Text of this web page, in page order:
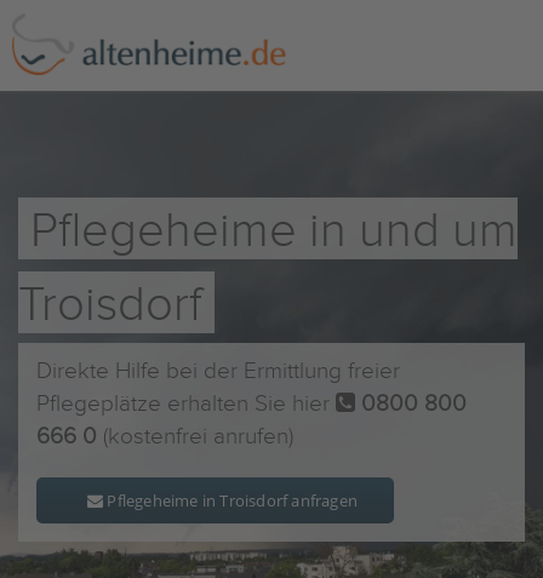
Pflegeheime in und um
Troisdorf
Direkte Hilfe bei der Ermittlung freier
Pflegeplätze erhalten Sie hier
0800 800
666 0 (kostenfrei anrufen)
Pflegeheime in Troisdorf anfragen